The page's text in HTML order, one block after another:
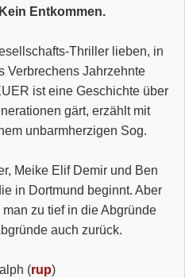
Entkommen.
Thriller lieben, in
Verbrechens Jahrzehnte
ist eine Geschichte über
gärt, erzählt mit
unbarmherzigen Sog.
Meike Elif Demir und Ben
in Dortmund beginnt. Aber
zu tief in die Abgründe
auch zurück.
(rup)